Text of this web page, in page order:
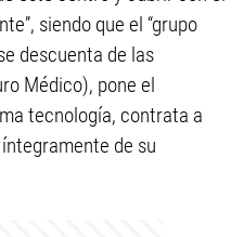
siendo que el “grupo
descuenta de las
Médico), pone el
tecnología, contrata a
de su